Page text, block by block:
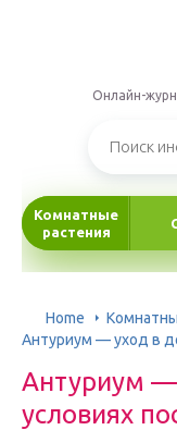
Онлайн-
Комнатные
растения
Home
Антуриум — уход в
Антуриум
условиях